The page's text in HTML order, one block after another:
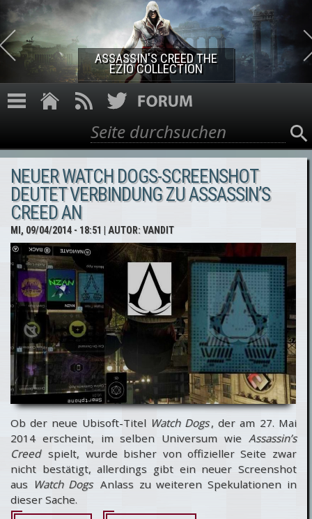
Direkt zum Inhalt
ASSASSIN'S CREED THE
EZIO COLLECTION
Suchformular
Suche
NEUER WATCH DOGS-SCREENSHOT
DEUTET VERBINDUNG ZU ASSASSIN’S
CREED AN
MI, 09/04/2014 - 18:51 | AUTOR:VANDIT
Ob der neue Ubisoft-Titel Watch Dogs, der am 27. Mai
2014 erscheint, im selben Universum wie Assassin’s
Creed spielt, wurde bisher von offizieller Seite zwar
nicht bestätigt, allerdings gibt ein neuer Screenshot
aus Watch Dogs Anlass zu weiteren Spekulationen in
dieser Sache.